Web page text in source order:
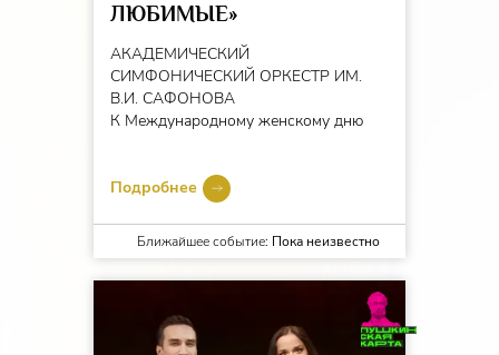
ЛЮБИМЫЕ»
АКАДЕМИЧЕСКИЙ
СИМФОНИЧЕСКИЙ ОРКЕСТР ИМ.
В.И. САФОНОВА
К Международному женскому дню
Подробнее
Ближайшее событие: Пока неизвестно